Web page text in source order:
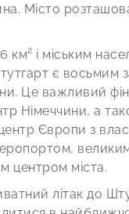
Місто
км² і міським
є восьмим
Це важливий
Німеччини, а
Європи з
центром міста.
літак до